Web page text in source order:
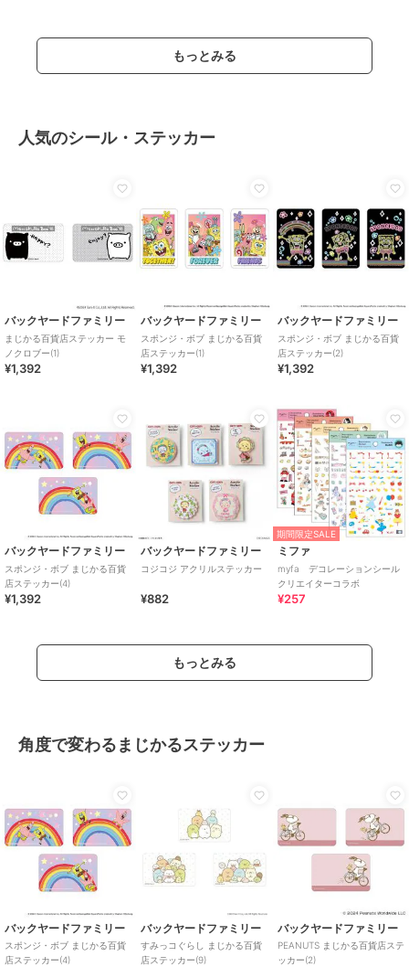
もっとみる
人気のシール・ステッカー
バックヤードファミリー
まじかる百貨店ステッカー モ
ノクロブー(1)
¥1,392
バックヤードファミリー
スポンジ・ボブ まじかる百貨
店ステッカー(1)
¥1,392
バックヤードファミリー
スポンジ・ボブ まじかる百貨
店ステッカー(2)
¥1,392
バックヤードファミリー
スポンジ・ボブ まじかる百貨
店ステッカー(4)
¥1,392
バックヤードファミリー
コジコジ アクリルステッカー
¥882
期間限定SALE
ミファ
myfa デコレーションシール
クリエイターコラボ
¥257
もっとみる
角度で変わるまじかるステッカー
バックヤードファミリー
スポンジ・ボブ まじかる百貨
店ステッカー(4)
バックヤードファミリー
すみっコぐらし まじかる百貨
店ステッカー(9)
バックヤードファミリー
PEANUTS まじかる百貨店ステ
ッカー(2)